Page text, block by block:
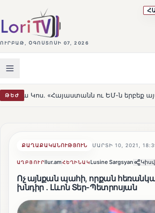
ՈՒՐԲԱԹ, ՕԳՈՍՏՈՍԻ 07, 2026
ԹԵԺ ու ԵՄ-ն երբեք այսքան մոտ չեն
ՔԱՂԱՔԱԿԱՆՈՒԹՅՈՒՆ ՄԱՐՏԻ 10, 2021,
ԱՂԲՅՈՒՐIlur.amՀԵՂԻՆԱԿLusine Sargsyan
Ոչ այնքան պահի, որքան
խնդիր . Լևոն Տեր-Պետրոսյան